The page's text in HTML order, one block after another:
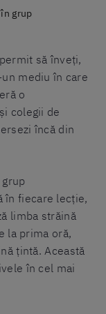
grup
să înveți,
mediu în care
o
colegii de
încă din
în fiecare lecție,
limba străină
la prima oră,
țintă. Această
în cel mai